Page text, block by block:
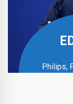
Philips,